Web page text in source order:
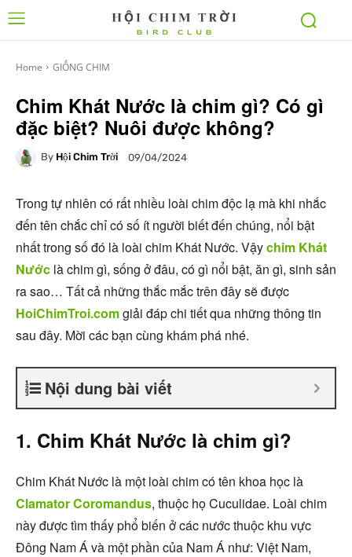
Home GIỐNG CHIM
Chim Khát Nước là chim gì? Có gì
đặc biệt? Nuôi được không?
By Hội Chim Trời 09/04/2024
Trong tự nhiên có rất nhiều loài chim độc lạ mà khi nhắc
đến tên chắc chỉ có số ít người biết đến chúng, nổi bật
nhất trong số đó là loài chim Khát Nước. Vậychim Khát
Nước là chim gì, sống ở đâu, có gì nổi bật, ăn gì, sinh sản
ra sao… Tất cả những thắc mắc trên đây sẽ được
HoiChimTroi.comgiải đáp chi tiết qua những thông tin
sau đây. Mời các bạn cùng khám phá nhé.
Nội dung bài viết
1. Chim Khát Nước là chim gì?
Chim Khát Nước là một loài chim có tên khoa học là
Clamator Coromandus, thuộc họ Cuculidae. Loài chim
này được tìm thấy phổ biến ở các nước thuộc khu vực
Đông Nam Á và một phần của Nam Á như: Việt Nam,